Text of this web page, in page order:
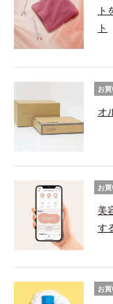
ト
お
オ
お
美
す
お